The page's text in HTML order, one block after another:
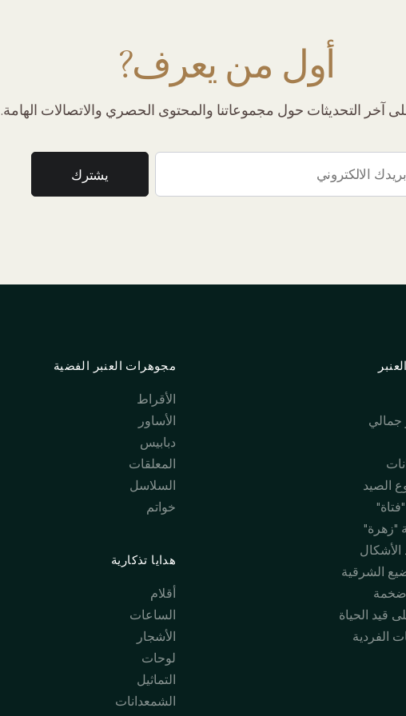
أول من يعرف?
آخر التحديثات حول مجموعاتنا والمحتوى الحصري والاتصالات الهامة.
الصيد
"زهرة"
الأشكال
الشرقية
قيد الحياة
الفردية
مجوهرات العنبر الفضية
الأقراط
الأساور
دبابيس
المعلقات
السلاسل
خواتم
هدايا تذكارية
أقلام
الساعات
الأشجار
لوحات
التماثيل
الشمعدانات